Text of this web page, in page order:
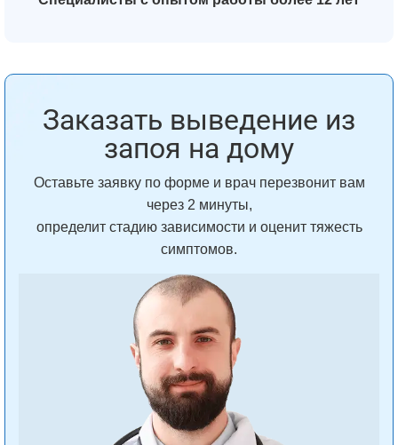
Заказать выведение из
запоя на дому
Оставьте заявку по форме и врач перезвонит вам
через 2 минуты,
определит стадию зависимости и оценит тяжесть
симптомов.